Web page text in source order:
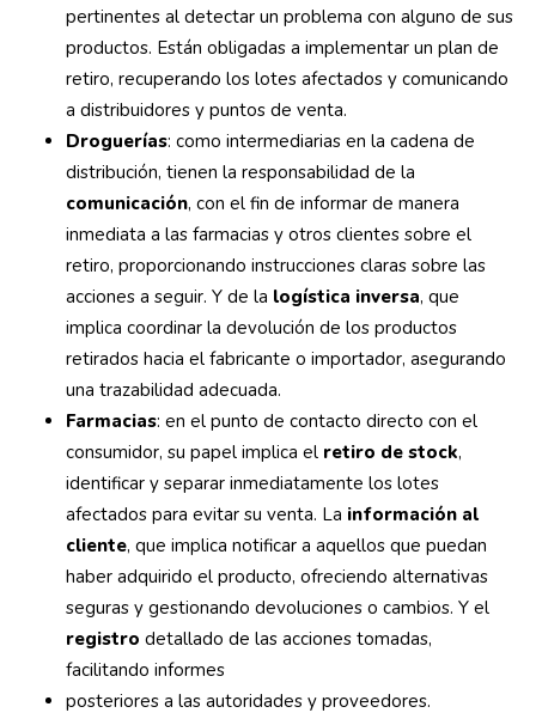
pertinentes al detectar un problema con alguno de sus
productos. Están obligadas a implementar un plan de
retiro, recuperando los lotes afectados y comunicando
a distribuidores y puntos de venta.
Droguerías: como intermediarias en la cadena de
distribución, tienen la responsabilidad de la
comunicación, con el fin de informar de manera
inmediata a las farmacias y otros clientes sobre el
retiro, proporcionando instrucciones claras sobre las
acciones a seguir. Y de la logística inversa, que
implica coordinar la devolución de los productos
retirados hacia el fabricante o importador, asegurando
una trazabilidad adecuada.
Farmacias: en el punto de contacto directo con el
consumidor, su papel implica el retiro de stock,
identificar y separar inmediatamente los lotes
afectados para evitar su venta. La información al
cliente, que implica notificar a aquellos que puedan
haber adquirido el producto, ofreciendo alternativas
seguras y gestionando devoluciones o cambios. Y el
registro detallado de las acciones tomadas,
facilitando informes
posteriores a las autoridades y proveedores.